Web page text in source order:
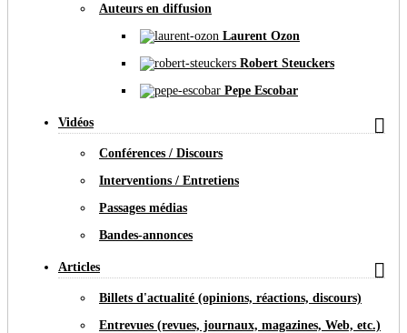
Auteurs en diffusion
Laurent Ozon
Robert Steuckers
Pepe Escobar
Vidéos 
Conférences / Discours
Interventions / Entretiens
Passages médias
Bandes-annonces
Articles 
Billets d'actualité (opinions, réactions, discours)
Entrevues (revues, journaux, magazines, Web, etc.)